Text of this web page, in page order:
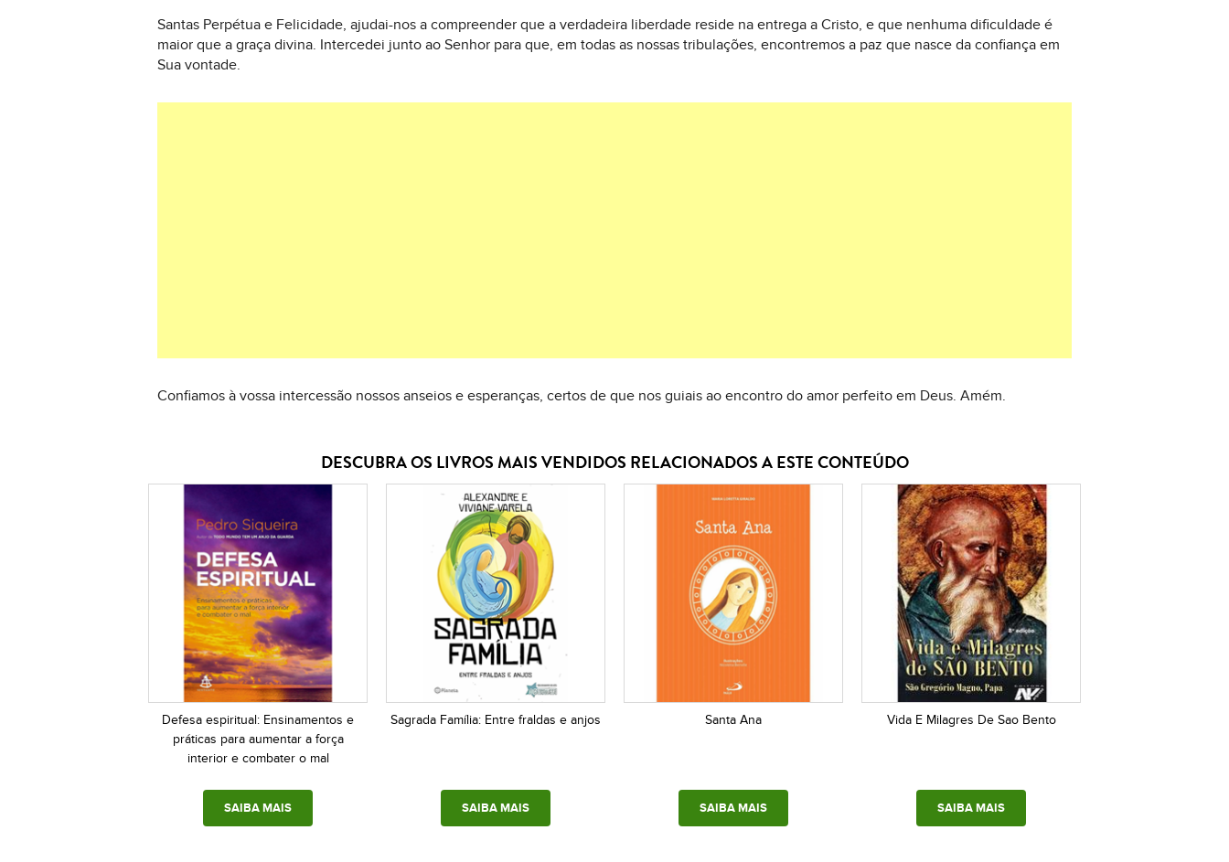
Santas Perpétua e Felicidade, ajudai-nos a compreender que a verdadeira liberdade reside na entrega a Cristo, e que nenhuma dificuldade é
maior que a graça divina. Intercedei junto ao Senhor para que, em todas as nossas tribulações, encontremos a paz que nasce da confiança em
Sua vontade.
Confiamos à vossa intercessão nossos anseios e esperanças, certos de que nos guiais ao encontro do amor perfeito em Deus. Amém.
DESCUBRA OS LIVROS MAIS VENDIDOS RELACIONADOS A ESTE CONTEÚDO
Defesa espiritual: Ensinamentos e
práticas para aumentar a força
interior e combater o mal
SAIBA MAIS
Sagrada Família: Entre fraldas e anjos
SAIBA MAIS
Santa Ana
SAIBA MAIS
Vida E Milagres De Sao Bento
SAIBA MAIS